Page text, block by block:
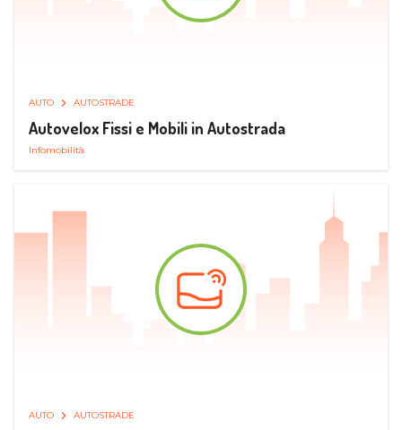
AUTO AUTOSTRADE
Autovelox Fissi e Mobili in Autostrada
Infomobilità
AUTO AUTOSTRADE